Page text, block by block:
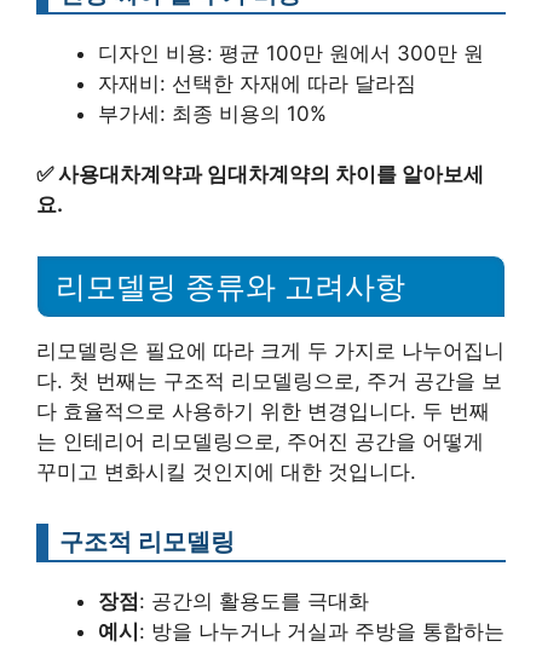
디자인 비용: 평균 100만 원에서 300만 원
자재비: 선택한 자재에 따라 달라짐
부가세: 최종 비용의 10%
✅사용대차계약과 임대차계약의 차이를 알아보세
요.
리모델링 종류와 고려사항
리모델링은 필요에 따라 크게 두 가지로 나누어집니
다. 첫 번째는 구조적 리모델링으로, 주거 공간을 보
다 효율적으로 사용하기 위한 변경입니다. 두 번째
는 인테리어 리모델링으로, 주어진 공간을 어떻게
꾸미고 변화시킬 것인지에 대한 것입니다.
구조적 리모델링
장점: 공간의 활용도를 극대화
예시: 방을 나누거나 거실과 주방을 통합하는